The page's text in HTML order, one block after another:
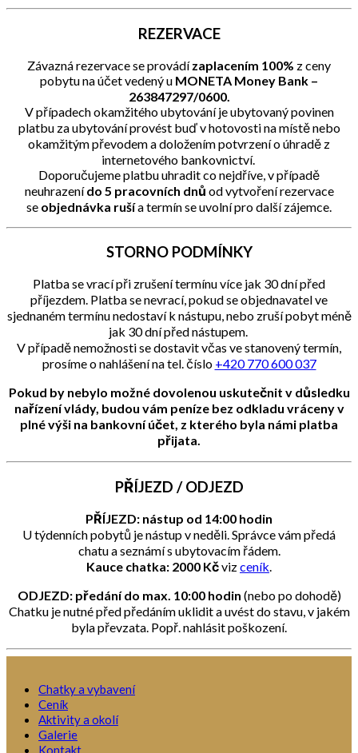
REZERVACE
Závazná rezervace se provádízaplacením 100% z ceny
pobytu na účet vedený u MONETA Money Bank –
263847297/0600.
V případech okamžitého ubytování je ubytovaný povinen
platbu za ubytování provést buď v hotovosti na místě nebo
okamžitým převodem a doložením potvrzení o úhradě z
internetového bankovnictví. ​
Doporučujeme platbu uhradit co nejdříve, v případě
neuhrazenído 5 pracovních dnů od vytvoření rezervace
se objednávka rušía termín se uvolní pro další zájemce.
STORNO PODMÍNKY
Platba se vrací při zrušení termínu více jak 30 dní před
příjezdem. ​Platba se nevrací, pokud se objednavatel ve
sjednaném termínu nedostaví k nástupu, nebo zruší pobyt méně
jak 30 dní před nástupem. ​
V případě nemožnosti se dostavit včas ve stanovený termín,
prosíme o nahlášení na tel. číslo +420 770 600 037
Pokud by nebylo možné dovolenou uskutečnit v důsledku
nařízení vlády, budou vám peníze bez odkladu vráceny v
plné výši na bankovní účet, z kterého byla námi platba
přijata.
PŘÍJEZD / ODJEZD
PŘÍJEZD: nástup od 14:00 hodin
U týdenních pobytů je nástup v neděli. Správce vám předá
chatu a seznámí s ubytovacím řádem.
​Kauce chatka: 2000 Kčvizceník.
ODJEZD: předání do max. 10:00 hodin (nebo po dohodě)
Chatku je nutné před předáním uklidit a uvést do stavu, v jakém
byla převzata. Popř. nahlásit poškození.
Chatky a vybavení
Ceník
Aktivity a okolí
Galerie
Kontakt